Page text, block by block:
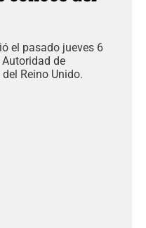
el pasado jueves 6
de
Reino Unido.